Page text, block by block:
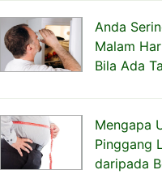
Anda
Malam
Bila Ada
Mengapa
Pinggang
daripada